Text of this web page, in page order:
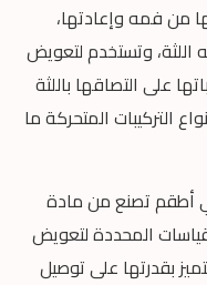
من فمه وإعادتها،
وتستخدم لتعويض
على التصاقها باللثة
التركيبات المتحركة ما
تصنع من مادة
المحددة لتعويض
بقدرتها على توصيل